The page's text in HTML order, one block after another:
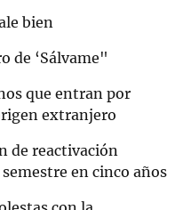
bien
de ‘Sálvame"
que entran por
extranjero
de reactivación
en cinco años